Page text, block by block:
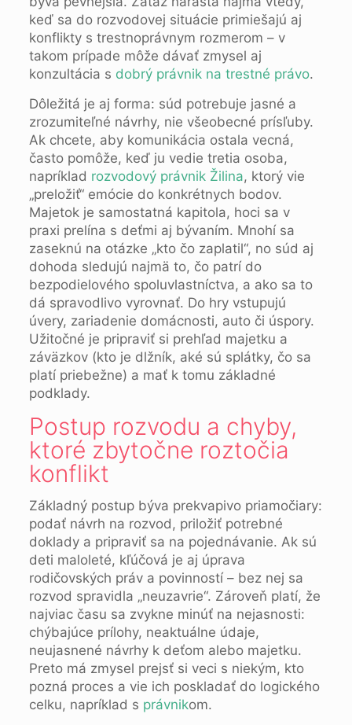
keď sa do rozvodovej situácie primiešajú aj
konflikty s trestnoprávnym rozmerom – v
takom prípade môže dávať zmysel aj
konzultácia s dobrý právnik na trestné právo.
Dôležitá je aj forma: súd potrebuje jasné a
zrozumiteľné návrhy, nie všeobecné prísľuby.
Ak chcete, aby komunikácia ostala vecná,
často pomôže, keď ju vedie tretia osoba,
napríklad rozvodový právnik Žilina, ktorý vie
„preložiť“ emócie do konkrétnych bodov.
Majetok je samostatná kapitola, hoci sa v
praxi prelína s deťmi aj bývaním. Mnohí sa
zaseknú na otázke „kto čo zaplatil“, no súd aj
dohoda sledujú najmä to, čo patrí do
bezpodielového spoluvlastníctva, a ako sa to
dá spravodlivo vyrovnať. Do hry vstupujú
úvery, zariadenie domácnosti, auto či úspory.
Užitočné je pripraviť si prehľad majetku a
záväzkov (kto je dlžník, aké sú splátky, čo sa
platí priebežne) a mať k tomu základné
podklady.
Postup rozvodu a chyby,
ktoré zbytočne roztočia
konflikt
Základný postup býva prekvapivo priamočiary:
podať návrh na rozvod, priložiť potrebné
doklady a pripraviť sa na pojednávanie. Ak sú
deti maloleté, kľúčová je aj úprava
rodičovských práv a povinností – bez nej sa
rozvod spravidla „neuzavrie“. Zároveň platí, že
najviac času sa zvykne minúť na nejasnosti:
chýbajúce prílohy, neaktuálne údaje,
neujasnené návrhy k deťom alebo majetku.
Preto má zmysel prejsť si veci s niekým, kto
pozná proces a vie ich poskladať do logického
celku, napríklad s právnikom.